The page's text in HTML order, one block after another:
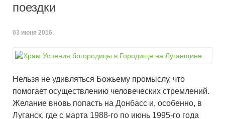
поездки
03 июня 2016.
Нельзя не удивляться Божьему промыслу, что
помогает осуществлению человеческих стремлений.
Желание вновь попасть на Донбасс и, особенно, в
Луганск, где с марта 1988-го по июнь 1995-го года